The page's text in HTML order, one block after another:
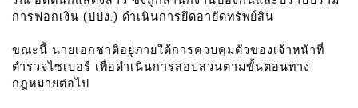
การฟอกเงิน (ปปง.) ดำเนินการยึดอายัดทรัพย์สิน
ขณะนี้ นายเอกชาติอยู่ภายใต้การควบคุมตัวของเจ้าหน้าที่
ตำรวจไซเบอร์ เพื่อดำเนินการสอบสวนตามขั้นตอนทาง
กฎหมายต่อไป